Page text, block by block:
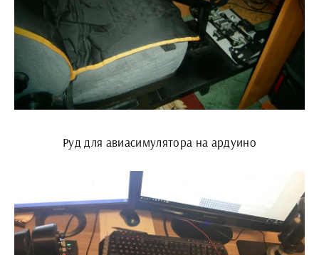
Руд для авиасимулятора на ардуино